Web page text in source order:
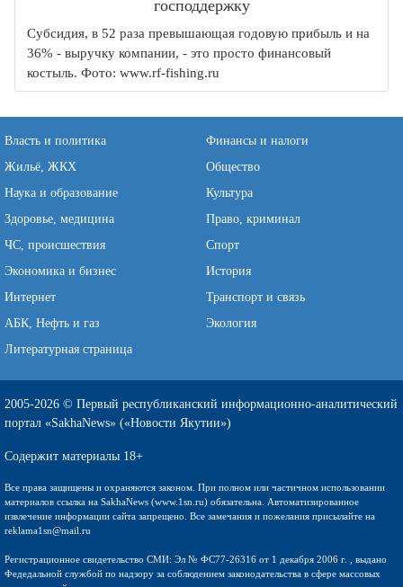
господдержку
Субсидия, в 52 раза превышающая годовую прибыль и на
36% - выручку компании, - это просто финансовый
костыль. Фото: www.rf-fishing.ru
Власть и политика
Финансы и налоги
Жильё, ЖКХ
Общество
Наука и образование
Культура
Здоровье, медицина
Право, криминал
ЧС, происшествия
Спорт
Экономика и бизнес
История
Интернет
Транспорт и связь
АБК, Нефть и газ
Экология
Литературная страница
2005-2026 © Первый республиканский информационно-аналитический
портал «SakhaNews» («Новости Якутии»)
Содержит материалы 18+
Все права защищены и охраняются законом. При полном или частичном использовании
материалов ссылка на SakhaNews (www.1sn.ru) обязательна. Автоматизированное
извлечение информации сайта запрещено. Все замечания и пожелания присылайте на
reklama1sn@mail.ru
Регистрационное свидетельство СМИ: Эл № ФС77-26316 от 1 декабря 2006 г. , выдано
Федедальной службой по надзору за соблюдением законодательства в сфере массовых